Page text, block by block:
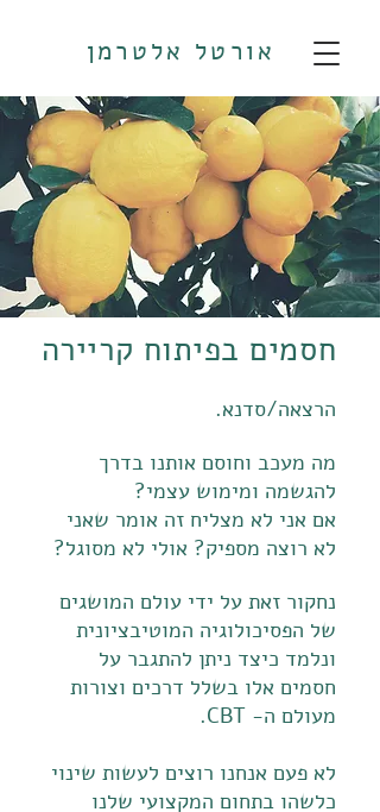
אורטל אלטרמן
חסמים בפיתוח קריירה
הרצאה/סדנא.
מה מעכב וחוסם אותנו בדרך
להגשמה ומימוש עצמי?
אם אני לא מצליח זה אומר שאני
לא רוצה מספיק? אולי לא מסוגל?
נחקור זאת על ידי עולם המושגים
של הפסיכולוגיה המוטיבציונית
ונלמד כיצד ניתן להתגבר על
חסמים אלו בשלל דרכים וצורות
מעולם ה- CBT.
לא פעם אנחנו רוצים לעשות שינוי
כלשהו בתחום המקצועי שלנו